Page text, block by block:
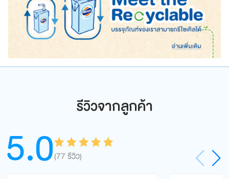
รีวิวจากลูกค้า
5.0ให้คะแนน
(77 รีวิว)